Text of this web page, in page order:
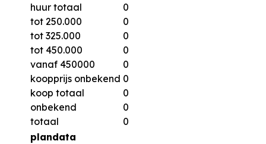
huur totaal
0
tot 250.000
0
tot 325.000
0
tot 450.000
0
vanaf 450000
0
koopprijs onbekend 0
koop totaal
0
onbekend
0
totaal
0
plandata